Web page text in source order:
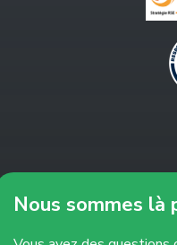
Nous sommes là